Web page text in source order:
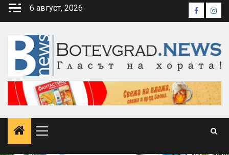
Skip
6 август, 2026 Facebook
Primary